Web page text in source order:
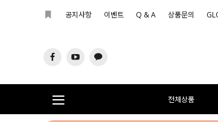
공지사항 이벤트 Q & A 상품문의
전체상품